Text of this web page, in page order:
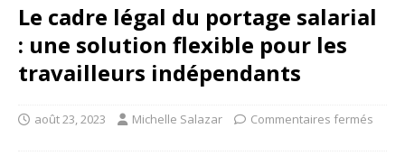
Le cadre légal du portage salarial
: une solution flexible pour les
travailleurs indépendants
août 23, 2023 Michelle Salazar Commentaires fermés